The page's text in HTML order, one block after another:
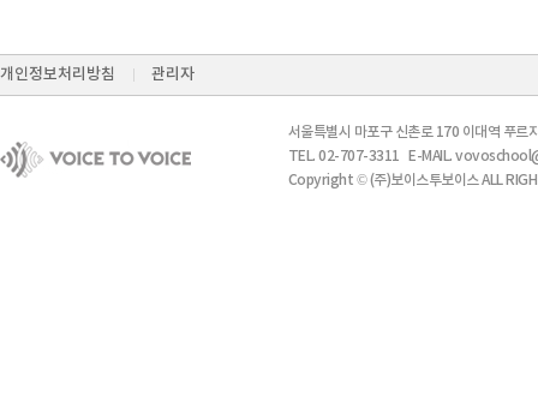
개인정보처리방침 관리자
서울특별시 마포구 신촌로 170 이대역 푸
TEL. 02-707-3311 E-MAIL.
Copyright © (주)보이스투보이스 ALL